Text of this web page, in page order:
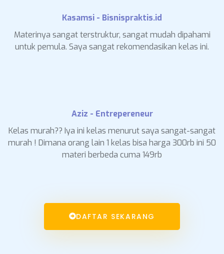
Kasamsi - Bisnispraktis.id
Materinya sangat terstruktur, sangat mudah dipahami
untuk pemula. Saya sangat rekomendasikan kelas ini.
Aziz - Entrepereneur
Kelas murah?? Iya ini kelas menurut saya sangat-sangat
murah ! Dimana orang lain 1 kelas bisa harga 300rb ini 50
materi berbeda cuma 149rb
DAFTAR SEKARANG